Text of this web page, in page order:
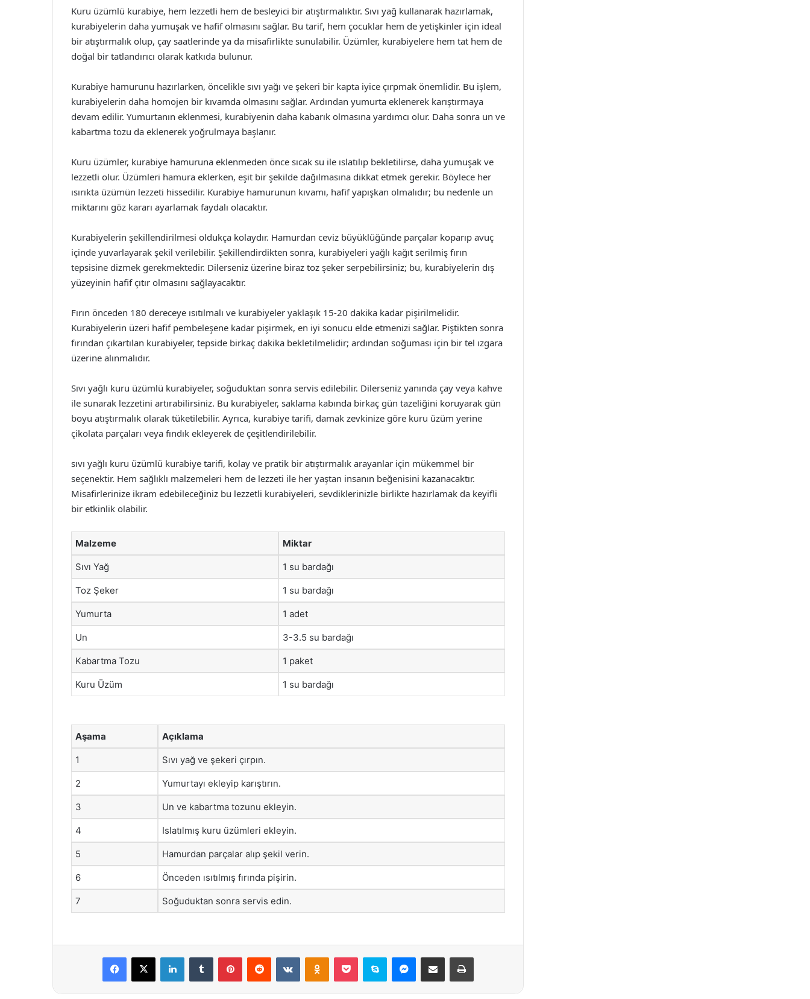
Kuru üzümlü kurabiye, hem lezzetli hem de besleyici bir atıştırmalıktır. Sıvı yağ kullanarak hazırlamak,
kurabiyelerin daha yumuşak ve hafif olmasını sağlar. Bu tarif, hem çocuklar hem de yetişkinler için ideal
bir atıştırmalık olup, çay saatlerinde ya da misafirlikte sunulabilir. Üzümler, kurabiyelere hem tat hem de
doğal bir tatlandırıcı olarak katkıda bulunur.
Kurabiye hamurunu hazırlarken, öncelikle sıvı yağı ve şekeri bir kapta iyice çırpmak önemlidir. Bu işlem,
kurabiyelerin daha homojen bir kıvamda olmasını sağlar. Ardından yumurta eklenerek karıştırmaya
devam edilir. Yumurtanın eklenmesi, kurabiyenin daha kabarık olmasına yardımcı olur. Daha sonra un ve
kabartma tozu da eklenerek yoğrulmaya başlanır.
Kuru üzümler, kurabiye hamuruna eklenmeden önce sıcak su ile ıslatılıp bekletilirse, daha yumuşak ve
lezzetli olur. Üzümleri hamura eklerken, eşit bir şekilde dağılmasına dikkat etmek gerekir. Böylece her
ısırıkta üzümün lezzeti hissedilir. Kurabiye hamurunun kıvamı, hafif yapışkan olmalıdır; bu nedenle un
miktarını göz kararı ayarlamak faydalı olacaktır.
Kurabiyelerin şekillendirilmesi oldukça kolaydır. Hamurdan ceviz büyüklüğünde parçalar koparıp avuç
içinde yuvarlayarak şekil verilebilir. Şekillendirdikten sonra, kurabiyeleri yağlı kağıt serilmiş fırın
tepsisine dizmek gerekmektedir. Dilerseniz üzerine biraz toz şeker serpebilirsiniz; bu, kurabiyelerin dış
yüzeyinin hafif çıtır olmasını sağlayacaktır.
Fırın önceden 180 dereceye ısıtılmalı ve kurabiyeler yaklaşık 15-20 dakika kadar pişirilmelidir.
Kurabiyelerin üzeri hafif pembeleşene kadar pişirmek, en iyi sonucu elde etmenizi sağlar. Piştikten sonra
fırından çıkartılan kurabiyeler, tepside birkaç dakika bekletilmelidir; ardından soğuması için bir tel ızgara
üzerine alınmalıdır.
Sıvı yağlı kuru üzümlü kurabiyeler, soğuduktan sonra servis edilebilir. Dilerseniz yanında çay veya kahve
ile sunarak lezzetini artırabilirsiniz. Bu kurabiyeler, saklama kabında birkaç gün tazeliğini koruyarak gün
boyu atıştırmalık olarak tüketilebilir. Ayrıca, kurabiye tarifi, damak zevkinize göre kuru üzüm yerine
çikolata parçaları veya fındık ekleyerek de çeşitlendirilebilir.
sıvı yağlı kuru üzümlü kurabiye tarifi, kolay ve pratik bir atıştırmalık arayanlar için mükemmel bir
seçenektir. Hem sağlıklı malzemeleri hem de lezzeti ile her yaştan insanın beğenisini kazanacaktır.
Misafirlerinize ikram edebileceğiniz bu lezzetli kurabiyeleri, sevdiklerinizle birlikte hazırlamak da keyifli
bir etkinlik olabilir.
Malzeme Miktar
Sıvı Yağ 1 su bardağı
Toz Şeker 1 su bardağı
Yumurta 1 adet
Un 3-3.5 su bardağı
Kabartma Tozu 1 paket
Kuru Üzüm 1 su bardağı
Aşama Açıklama
1 Sıvı yağ ve şekeri çırpın.
2 Yumurtayı ekleyip karıştırın.
3 Un ve kabartma tozunu ekleyin.
4 Islatılmış kuru üzümleri ekleyin.
5 Hamurdan parçalar alıp şekil verin.
6 Önceden ısıtılmış fırında pişirin.
7 Soğuduktan sonra servis edin.
Facebook
X LinkedInTumblr PinterestReddit VKontakteOdnoklassniki
Pocket Skype Messenger
E-Posta ile paylaş Yazdır